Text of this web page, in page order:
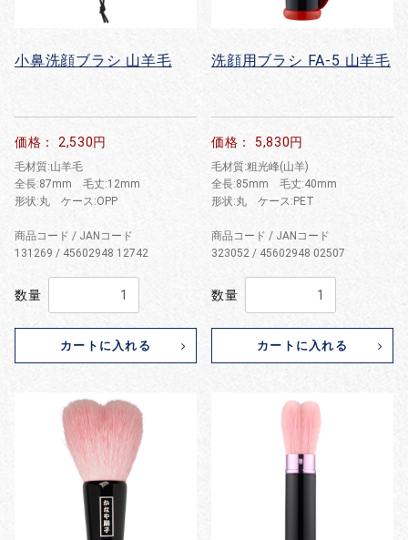
小鼻洗顔ブラシ 山羊毛
価格： 2,530円
毛材質:山羊毛
全長:87mm 毛丈:12mm
形状:丸 ケース:OPP
商品コード / JANコード
131269 / 45602948 12742
数量
カートに入れる
洗顔用ブラシ FA-5 山羊毛
価格： 5,830円
毛材質:粗光峰(山羊)
全長:85mm 毛丈:40mm
形状:丸 ケース:PET
商品コード / JANコード
323052 / 45602948 02507
数量
カートに入れる